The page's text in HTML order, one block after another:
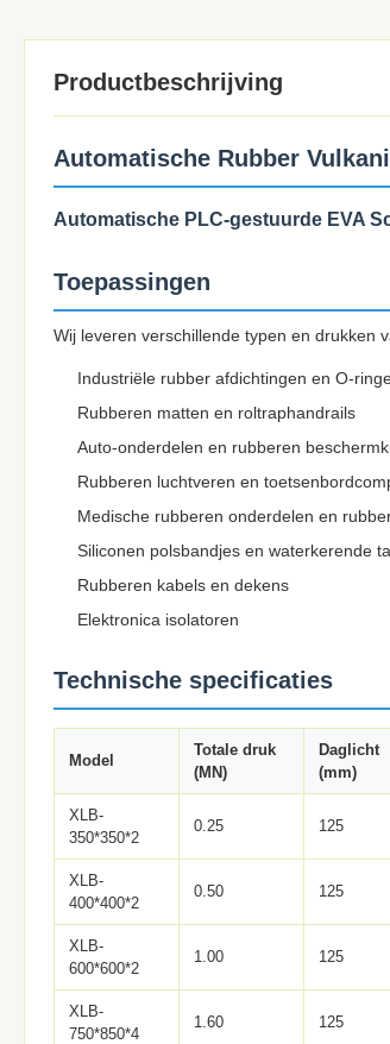
Productbeschrijving
Automatische Rubber
Automatische PLC-gestuurde EVA
Toepassingen
Wij leveren verschillende typen en drukken
Industriële rubber afdichtingen en O-
Rubberen matten en roltraphandrails
Auto-onderdelen en rubberen
Rubberen luchtveren en
Medische rubberen onderdelen en
Siliconen polsbandjes en waterkerende
Rubberen kabels en dekens
Elektronica isolatoren
Technische specificaties
Model
Totale druk
(MN)
Daglicht
(mm)
XLB-
350*350*2
0.25 125
XLB-
400*400*2
0.50 125
XLB-
600*600*2
1.00 125
XLB-
750*850*4
1.60 125